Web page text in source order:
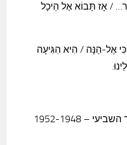
/ אָז תָּבוֹא אֶל הֵיכָל
כִּי אֶל-הֵנָּה / הִיא הִגִּיעָה
עם כנסת ראשונה, נתן אלתרמן, מתוך הטור השביעי – 1952-1948